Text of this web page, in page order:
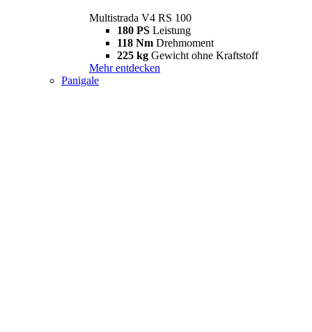
Multistrada V4 RS 100
180 PS Leistung
118 Nm Drehmoment
225 kg Gewicht ohne Kraftstoff
Mehr entdecken
Panigale